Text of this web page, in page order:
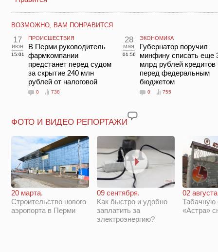
ВОЗМОЖНО, ВАМ ПОНРАВИТСЯ
17
июн
15:01
ПРОИСШЕСТВИЯ
В Перми руководитель
фармкомпании
предстанет перед судом
за скрытие 240 млн
рублей от налоговой
0 738
28
мая
01:56
ЭКОНОМИКА
Губернатор поручил
минфину списать еще
млрд рублей кредитов
перед федеральным
бюджетом
0 755
ФОТО И ВИДЕО РЕПОРТАЖИ
20 марта.
Строительство нового
аэропорта в Перми
09 сентября.
Как быстро и удобно
заплатить за
электроэнергию?
02
Табачную
«Астра»